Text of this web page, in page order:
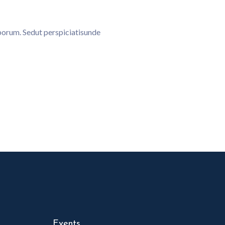
Sedut perspiciatisunde